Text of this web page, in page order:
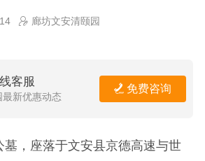
廊坊文安清颐园
客服
最新优惠动态
免费咨询
墓，座落于文安县京德高速与世